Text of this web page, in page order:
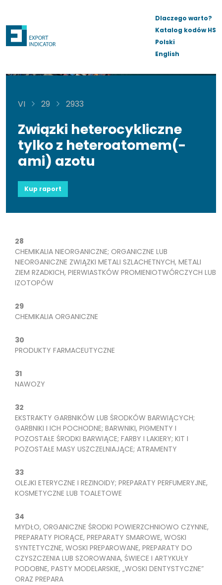
Dlaczego warto?
Katalog kodów HS
Polski
English
VI 29 2933
Związki heterocykliczne
tylko z heteroatomem(-
ami) azotu
Kup raport
28
CHEMIKALIA NIEORGANICZNE; ORGANICZNE LUB
NIEORGANICZNE ZWIĄZKI METALI SZLACHETNYCH, METALI
ZIEM RZADKICH, PIERWIASTKÓW PROMIENIOTWÓRCZYCH LUB
IZOTOPÓW
29
CHEMIKALIA ORGANICZNE
30
PRODUKTY FARMACEUTYCZNE
31
NAWOZY
32
EKSTRAKTY GARBNIKÓW LUB ŚRODKÓW BARWIĄCYCH;
GARBNIKI I ICH POCHODNE; BARWNIKI, PIGMENTY I
POZOSTAŁE ŚRODKI BARWIĄCE; FARBY I LAKIERY; KIT I
POZOSTAŁE MASY USZCZELNIAJĄCE; ATRAMENTY
33
OLEJKI ETERYCZNE I REZINOIDY; PREPARATY PERFUMERYJNE,
KOSMETYCZNE LUB TOALETOWE
34
MYDŁO, ORGANICZNE ŚRODKI POWIERZCHNIOWO CZYNNE,
PREPARATY PIORĄCE, PREPARATY SMAROWE, WOSKI
SYNTETYCZNE, WOSKI PREPAROWANE, PREPARATY DO
CZYSZCZENIA LUB SZOROWANIA, ŚWIECE I ARTYKUŁY
PODOBNE, PASTY MODELARSKIE, „WOSKI DENTYSTYCZNE”
ORAZ PREPARA